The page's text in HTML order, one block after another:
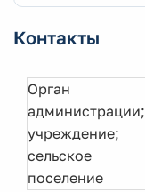
Контакты
Орган
администрации;
учреждение;
сельское
поселение